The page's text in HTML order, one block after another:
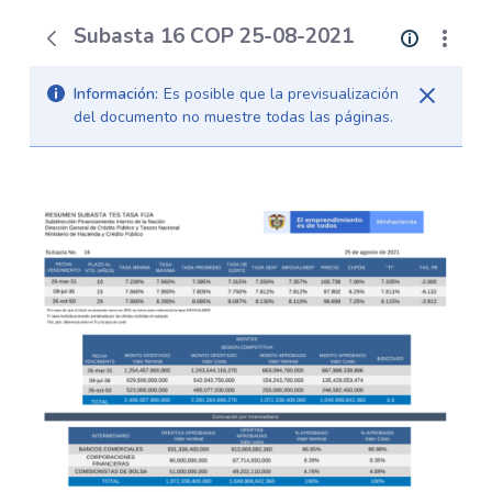
Subasta 16 COP 25-08-2021
Información: Es posible que la previsualización
del documento no muestre todas las páginas.